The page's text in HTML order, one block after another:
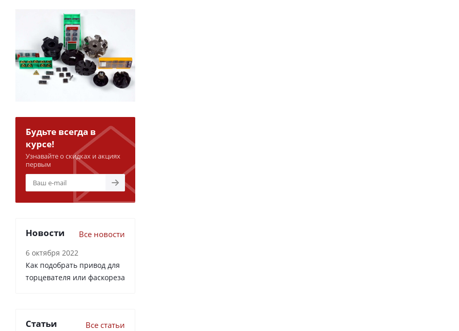
Будьте всегда в
курсе!
Узнавайте о скидках и акциях
первым
Новости Все новости
6 октября 2022
Как подобрать привод для
торцевателя или фаскореза
Статьи Все статьи